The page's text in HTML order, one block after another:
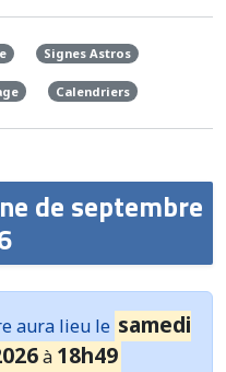
Signes Astros
Calendriers
de septembre
aura lieu le samedi
à 18h49